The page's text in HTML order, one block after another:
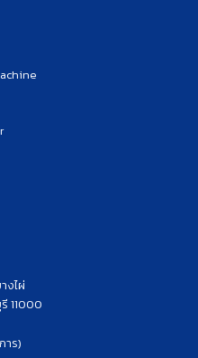
ไผ่
11000
าร)